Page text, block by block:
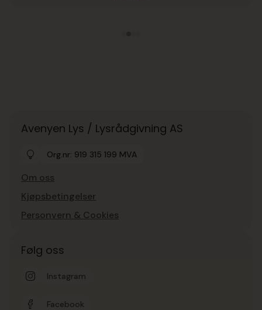
Avenyen Lys / Lysrådgivning AS
Org.nr: 919 315 199 MVA
Om oss
Kjøpsbetingelser
Personvern & Cookies
Følg oss
Instagram
Facebook